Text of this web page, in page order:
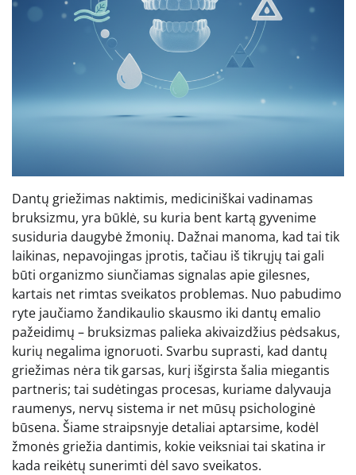
Dantų griežimas naktimis, mediciniškai vadinamas
bruksizmu, yra būklė, su kuria bent kartą gyvenime
susiduria daugybė žmonių. Dažnai manoma, kad tai tik
laikinas, nepavojingas įprotis, tačiau iš tikrųjų tai gali
būti organizmo siunčiamas signalas apie gilesnes,
kartais net rimtas sveikatos problemas. Nuo pabudimo
ryte jaučiamo žandikaulio skausmo iki dantų emalio
pažeidimų – bruksizmas palieka akivaizdžius pėdsakus,
kurių negalima ignoruoti. Svarbu suprasti, kad dantų
griežimas nėra tik garsas, kurį išgirsta šalia miegantis
partneris; tai sudėtingas procesas, kuriame dalyvauja
raumenys, nervų sistema ir net mūsų psichologinė
būsena. Šiame straipsnyje detaliai aptarsime, kodėl
žmonės griežia dantimis, kokie veiksniai tai skatina ir
kada reikėtų sunerimti dėl savo sveikatos.